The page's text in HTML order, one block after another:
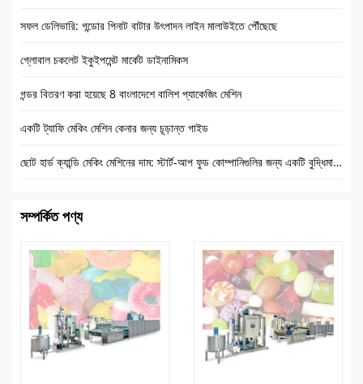
সফল ডেলিভারি: গন্ডোর পিনাট বাটার উৎপাদন লাইন মালাউইতে পৌঁছেছে
গ্লোবাল চকলেট ইকুইপমেন্ট মার্কেট ডাইনামিকস
গন্ডর বিতরণ করা হয়েছে 8 বাংলাদেশে বালিশ প্যাকেজিং মেশিন
একটি ট্যাফি মেকিং মেশিন কেনার জন্য চূড়ান্ত গাইড
ছোট হার্ড ক্যান্ডি মেকিং মেশিনের দাম: স্টার্ট-আপ ফুড কোম্পানিগুলির জন্য একটি বুদ্ধিমান পছন্দ
সম্পর্কিত পণ্য